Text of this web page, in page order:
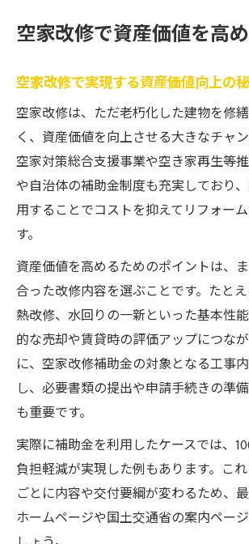
補助金活用で賢く空家を再生する
空家改修補助金を賢く利用す
プ
空家改修で申請できる主な補
国の空家改修補助金活用ポイ
空家再生事業の補助金要件と
補助金で空家改修コストを抑
空家の改修費用を抑えるコツを徹
部分改修で空家改修費用を最
複数業者見積もりで空家改修
空家のDIY活用で費用削減を
補助金併用で空家改修費用負
空家改修なら2025年補助金情報が
2025年の空家改修補助金最新
空家対策総合支援事業の2025
空家改修補助金2025の申請ポ
令和8年度以降の空家再生推
空家改修で資産価値を高
空家改修で実現する資産価値向上の
空家改修は、ただ老朽化した建物を修
く、資産価値を向上させる大きなチャ
空家対策総合支援事業や空き家再生等
や自治体の補助金制度も充実しており
用することでコストを抑えてリフォー
す。
資産価値を高めるためのポイントは、
合った改修内容を選ぶことです。たと
熱改修、水回りの一新といった基本性
的な売却や賃貸時の評価アップにつな
に、空家改修補助金の対象となる工事
し、必要書類の提出や申請手続きの準
も重要です。
実際に補助金を利用したケースでは、
負担軽減が実現した例もあります。こ
ごとに内容や交付要綱が変わるため、
ホームページや国土交通省の案内ペー